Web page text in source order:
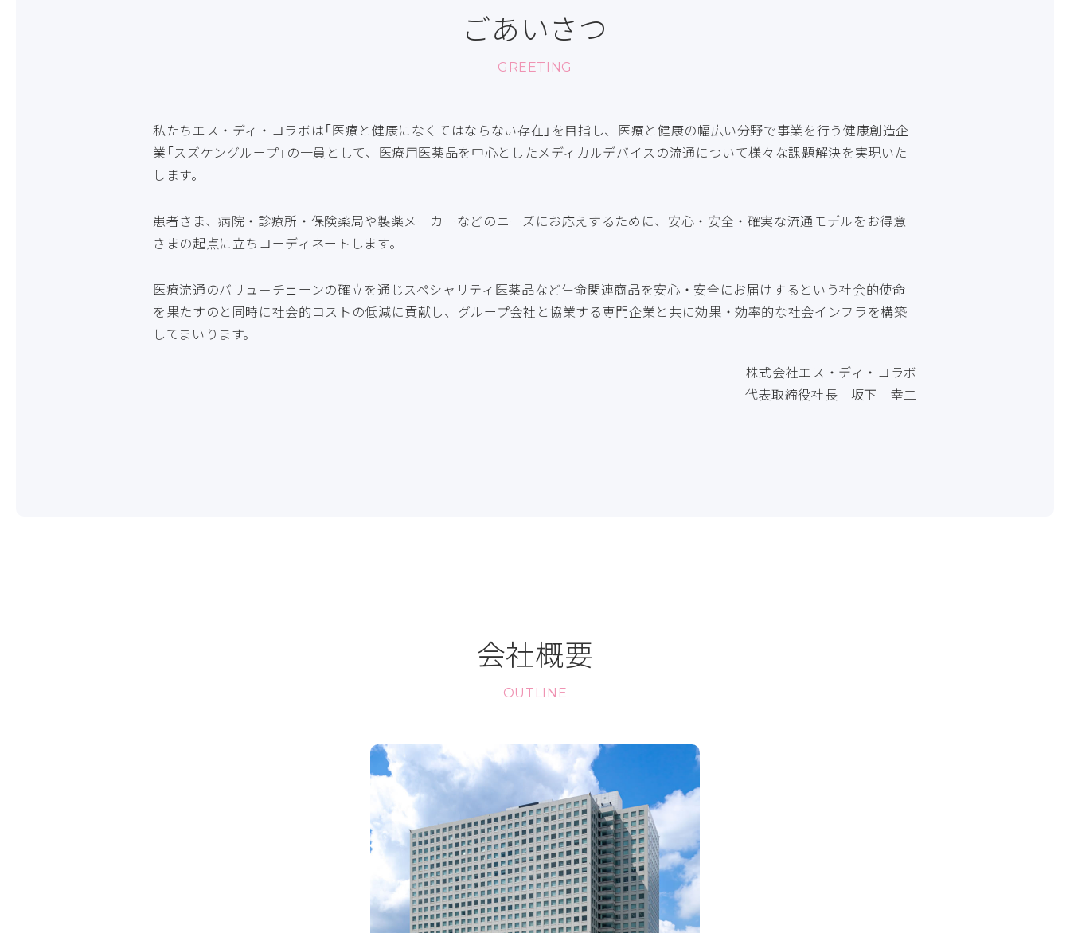
ごあいさつ
GREETING
私たちエス・ディ・コラボは「医療と健康になくてはならない存在」を⽬指し、医療と健康の幅広い分野で事業を⾏う健康創造企
業「スズケングループ」の⼀員として、医療⽤医薬品を中⼼としたメディカルデバイスの流通について様々な課題解決を実現いた
します。
患者さま、病院・診療所・保険薬局や製薬メーカーなどのニーズにお応えするために、安心・安全・確実な流通モデルをお得意
さまの起点に⽴ちコーディネートします。
医療流通のバリュ－チェーンの確⽴を通じスペシャリティ医薬品など生命関連商品を安心・安全にお届けするという社会的使命
を果たすのと同時に社会的コストの低減に貢献し、グループ会社と協業する専⾨企業と共に効果・効率的な社会インフラを構築
してまいります。
株式会社エス・ディ・コラボ
代表取締役社長 坂下 幸二
会社概要
OUTLINE